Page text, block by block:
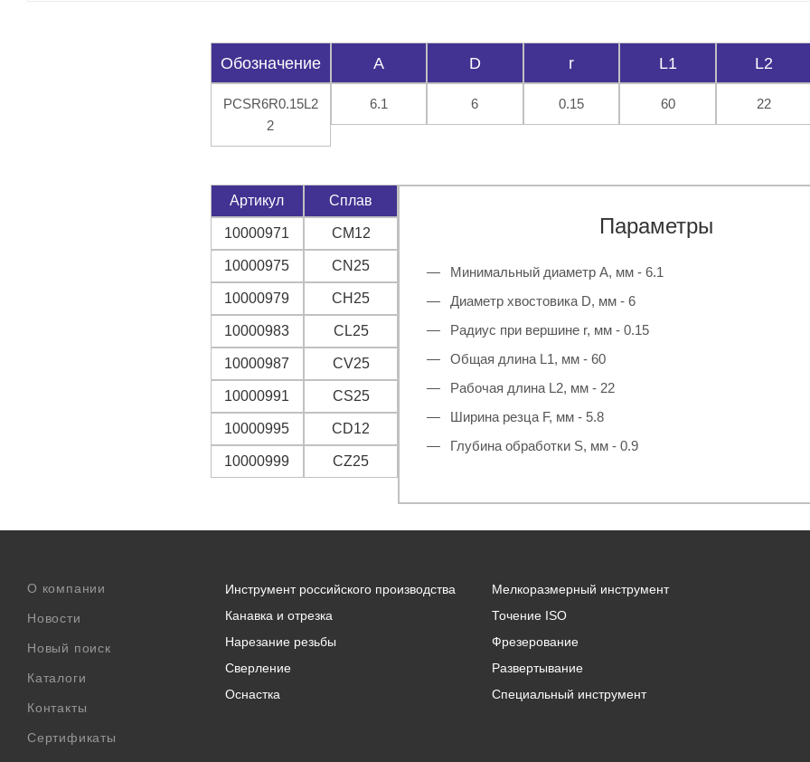
Обозначение
PCSR6R0.15L2
2
A
6.1
D
6
r
0.15
L1
60
L2
22
Артикул Сплав
10000971 CM12
10000975 CN25
10000979 CH25
10000983 CL25
10000987 CV25
10000991 CS25
10000995 CD12
10000999 CZ25
Параметры
Минимальный диаметр A, мм - 6.1
Диаметр хвостовика D, мм - 6
Радиус при вершине r, мм - 0.15
Общая длина L1, мм - 60
Рабочая длина L2, мм - 22
Ширина резца F, мм - 5.8
Глубина обработки S, мм - 0.9
О компании
Новости
Новый поиск
Каталоги
Контакты
Сертификаты
Инструмент российского производства
Мелкоразмерный инструмент
Канавка и отрезка
Точение ISO
Нарезание резьбы
Фрезерование
Сверление
Развертывание
Оснастка
Специальный инструмент